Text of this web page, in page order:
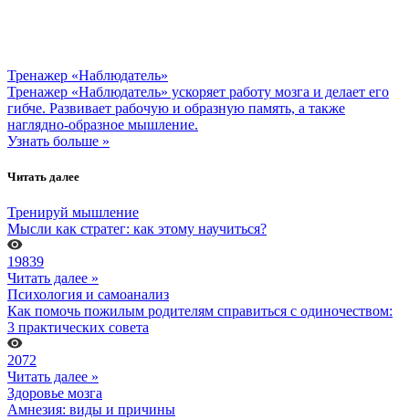
Тренажер «Наблюдатель»
Тренажер «Наблюдатель» ускоряет работу мозга и делает его
гибче. Развивает рабочую и образную память, а также
наглядно-образное мышление.
Узнать больше »
Читать далее
Тренируй мышление
Мысли как стратег: как этому научиться?
19839
Читать далее »
Психология и самоанализ
Как помочь пожилым родителям справиться с одиночеством:
3 практических совета
2072
Читать далее »
Здоровье мозга
Амнезия: виды и причины